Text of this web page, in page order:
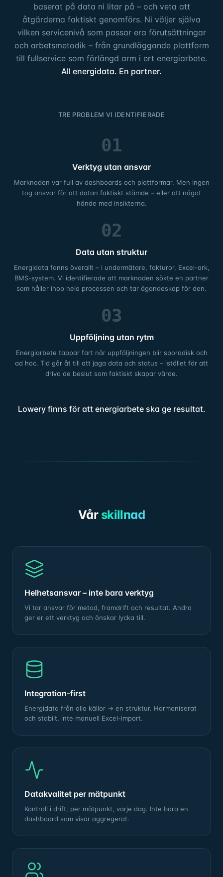
baserat på data ni litar på – och veta att
åtgärderna faktiskt genomförs. Ni väljer själva
vilken servicenivå som passar era förutsättningar
och arbetsmetodik – från grundläggande plattform
till fullservice som förlängd arm i ert energiarbete.
All energidata. En partner.
TRE PROBLEM VI IDENTIFIERADE
01
Verktyg utan ansvar
Marknaden var full av dashboards och plattformar. Men ingen
tog ansvar för att datan faktiskt stämde – eller att något
hände med insikterna.
02
Data utan struktur
Energidata fanns överallt – i undermätare, fakturor, Excel-ark,
BMS-system. Vi identifierade att marknaden sökte en partner
som håller ihop hela processen och tar ägandeskap för den.
03
Uppföljning utan rytm
Energiarbete tappar fart när uppföljningen blir sporadisk och
ad hoc. Tid går åt till att jaga data och status – istället för att
driva de beslut som faktiskt skapar värde.
Lowery finns för att energiarbete ska ge resultat.
Vår skillnad
Helhetsansvar – inte bara verktyg
Vi tar ansvar för metod, framdrift och resultat. Andra
ger er ett verktyg och önskar lycka till.
Integration-first
Energidata från alla källor → en struktur. Harmoniserat
och stabilt, inte manuell Excel-import.
Datakvalitet per mätpunkt
Kontroll i drift, per mätpunkt, varje dag. Inte bara en
dashboard som visar aggregerat.